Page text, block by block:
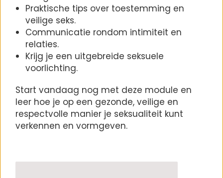
Praktische tips over toestemming en
veilige seks.
Communicatie rondom intimiteit en
relaties.
Krijg je een uitgebreide seksuele
voorlichting.
Start vandaag nog met deze module en
leer hoe je op een gezonde, veilige en
respectvolle manier je seksualiteit kunt
verkennen en vormgeven.